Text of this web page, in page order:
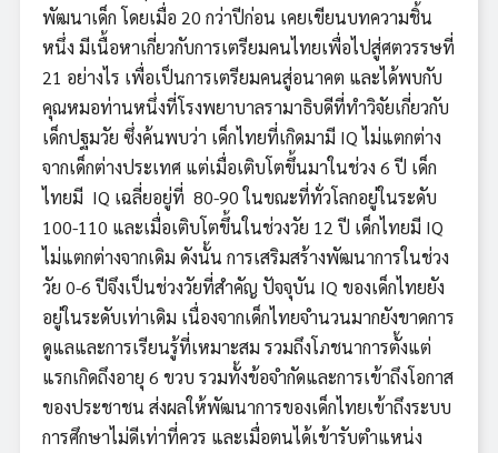
พัฒนาเด็ก โดยเมื่อ 20 กว่าปีก่อน เคยเขียนบทความชิ้น
หนึ่ง มีเนื้อหาเกี่ยวกับการเตรียมคนไทยเพื่อไปสู่ศตวรรษที่
21 อย่างไร เพื่อเป็นการเตรียมคนสู่อนาคต และได้พบกับ
คุณหมอท่านหนึ่งที่โรงพยาบาลรามาธิบดีที่ทำวิจัยเกี่ยวกับ
เด็กปฐมวัย ซึ่งค้นพบว่า เด็กไทยที่เกิดมามี IQ ไม่แตกต่าง
จากเด็กต่างประเทศ แต่เมื่อเติบโตขึ้นมาในช่วง 6 ปี เด็ก
ไทยมี IQ เฉลี่ยอยู่ที่ 80-90 ในขณะที่ทั่วโลกอยู่ในระดับ
100-110 และเมื่อเติบโตขึ้นในช่วงวัย 12 ปี เด็กไทยมี IQ
ไม่แตกต่างจากเดิม ดังนั้น การเสริมสร้างพัฒนาการในช่วง
วัย 0-6 ปีจึงเป็นช่วงวัยที่สำคัญ ปัจจุบัน IQ ของเด็กไทยยัง
อยู่ในระดับเท่าเดิม เนื่องจากเด็กไทยจำนวนมากยังขาดการ
ดูแลและการเรียนรู้ที่เหมาะสม รวมถึงโภชนาการตั้งแต่
แรกเกิดถึงอายุ 6 ขวบ รวมทั้งข้อจำกัดและการเข้าถึงโอกาส
ของประชาชน ส่งผลให้พัฒนาการของเด็กไทยเข้าถึงระบบ
การศึกษาไม่ดีเท่าที่ควร และเมื่อตนได้เข้ารับตำแหน่ง